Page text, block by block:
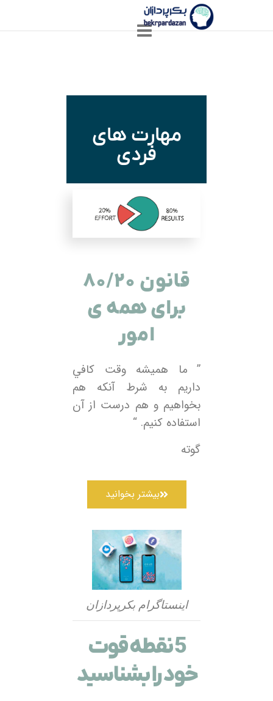
مهارت های
فردی
قانون ۸۰/۲۰
برای همه ی
امور
” ما هميشه وقت کافي
داريم به شرط آنكه هم
بخواهيم و هم درست از آن
استفاده کنيم. “
گوته
بیشتر بخوانید
اینستاگرام بکرپردازان
5 نقطه قوت
خود را بشناسید